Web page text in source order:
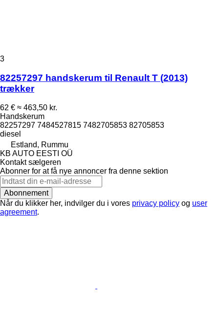
3
82257297 handskerum til Renault T (2013)
trækker
62 € ≈ 463,50 kr.
Handskerum
82257297 7484527815 7482705853 82705853
diesel
Estland, Rummu
KB AUTO EESTI OÜ
Kontakt sælgeren
Abonner for at få nye annoncer fra denne sektion
Abonnement
Når du klikker her, indvilger du i vores privacy policy og user
agreement.